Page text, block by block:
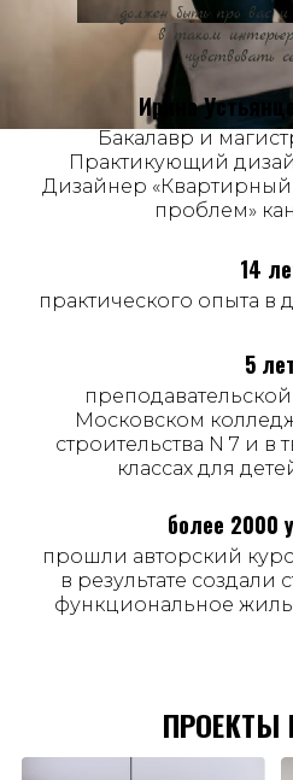
14
практического опыта в
5
Московском
строительства N 7 и в
классах для
более 2000
прошли авторский
в результате создали
функциональное
Бакалавр и
Практикующий
Дизайнер
проблем»
Ирина